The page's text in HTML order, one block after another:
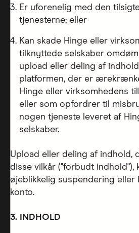
Er uforenelig med den
tjenesterne; eller
Kan skade Hinge eller
tilknyttede selskaber
upload eller deling af
platformen, der er
Hinge eller virksomhedens
eller som opfordrer til
nogen tjeneste leveret af
selskaber.
Upload eller deling af
disse vilkår ("forbudt indhold"),
øjeblikkelig suspendering eller
konto.
3. INDHOLD